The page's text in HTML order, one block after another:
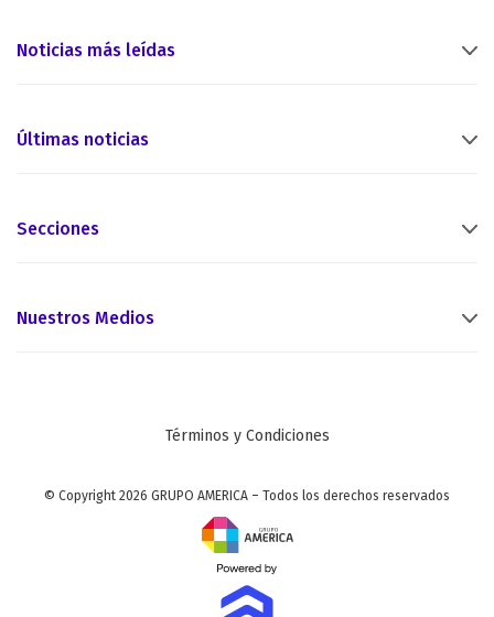
Noticias más leídas
Últimas noticias
Secciones
Nuestros Medios
Términos y Condiciones
© Copyright 2026 GRUPO AMERICA – Todos los derechos reservados